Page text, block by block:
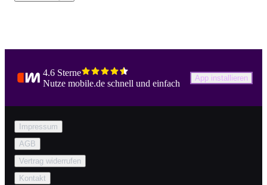
4.6 Sterne
Nutze mobile.de schnell und einfach
App installieren
Impressum
AGB
Vertrag widerrufen
Kontakt